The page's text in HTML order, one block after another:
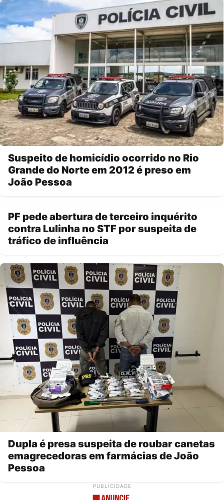
Suspeito de homicídio ocorrido no Rio
Grande do Norte em 2012 é preso em
João Pessoa
PF pede abertura de terceiro inquérito
contra Lulinha no STF por suspeita de
tráfico de influência
Dupla é presa suspeita de roubar canetas
emagrecedoras em farmácias de João
Pessoa
PUBLICIDADE